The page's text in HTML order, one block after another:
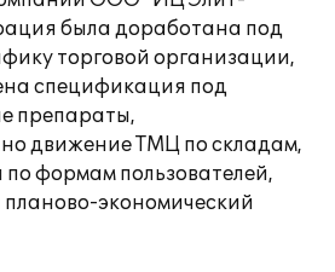
была доработана под
торговой организации,
спецификация под
препараты,
движение ТМЦ по складам,
формам пользователей,
экономический